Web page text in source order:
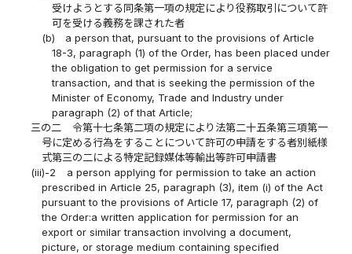
受けようとする同条第一項の規定により役務取引について許
可を受ける義務を課された者
(b)
a person that, pursuant to the provisions of Article
18-3, paragraph (1) of the Order, has been placed under
the obligation to get permission for a service
transaction, and that is seeking the permission of the
Minister of Economy, Trade and Industry under
paragraph (2) of that Article;
三の二
令第十七条第二項の規定により法第二十五条第三項第一
号に定める行為をすることについて許可の申請をする者別紙様
式第三の二による特定記録媒体等輸出等許可申請書
(iii)-2
a person applying for permission to take an action
prescribed in Article 25, paragraph (3), item (i) of the Act
pursuant to the provisions of Article 17, paragraph (2) of
the Order:a written application for permission for an
export or similar transaction involving a document,
picture, or storage medium containing specified